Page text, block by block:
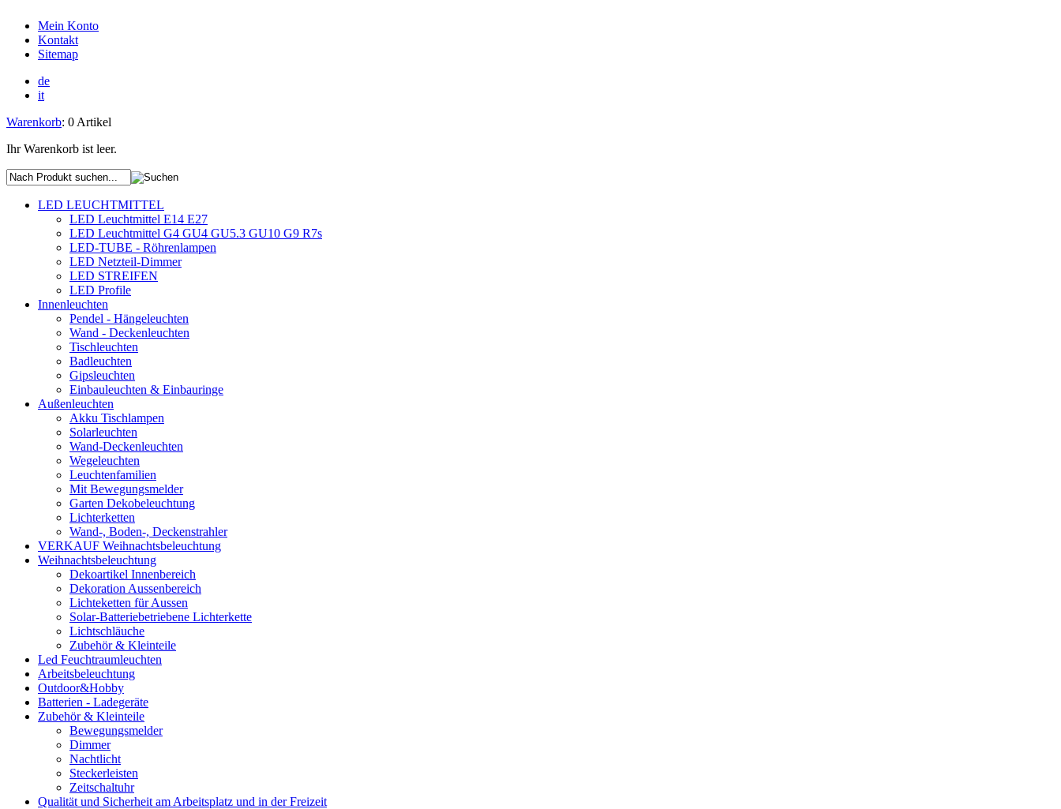
Mein Konto
Kontakt
Sitemap
de
it
Warenkorb: 0 Artikel
Ihr Warenkorb ist leer.
LED LEUCHTMITTEL
LED Leuchtmittel E14 E27
LED Leuchtmittel G4 GU4 GU5.3 GU10 G9 R7s
LED-TUBE - Röhrenlampen
LED Netzteil-Dimmer
LED STREIFEN
LED Profile
Innenleuchten
Pendel - Hängeleuchten
Wand - Deckenleuchten
Tischleuchten
Badleuchten
Gipsleuchten
Einbauleuchten & Einbauringe
Außenleuchten
Akku Tischlampen
Solarleuchten
Wand-Deckenleuchten
Wegeleuchten
Leuchtenfamilien
Mit Bewegungsmelder
Garten Dekobeleuchtung
Lichterketten
Wand-, Boden-, Deckenstrahler
VERKAUF Weihnachtsbeleuchtung
Weihnachtsbeleuchtung
Dekoartikel Innenbereich
Dekoration Aussenbereich
Lichteketten für Aussen
Solar-Batteriebetriebene Lichterkette
Lichtschläuche
Zubehör & Kleinteile
Led Feuchtraumleuchten
Arbeitsbeleuchtung
Outdoor&Hobby
Batterien - Ladegeräte
Zubehör & Kleinteile
Bewegungsmelder
Dimmer
Nachtlicht
Steckerleisten
Zeitschaltuhr
Qualität und Sicherheit am Arbeitsplatz und in der Freizeit